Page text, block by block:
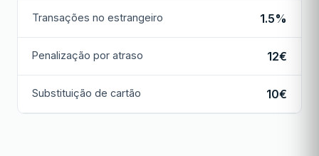
Transações no estrangeiro 1.5%
Penalização por atraso 12€
Substituição de cartão 10€